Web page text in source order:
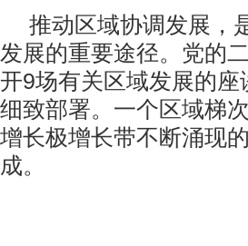
推动区域协调发展，
发展的重要途径。党的
开9场有关区域发展的
细致部署。一个区域梯
增长极增长带不断涌现
成。